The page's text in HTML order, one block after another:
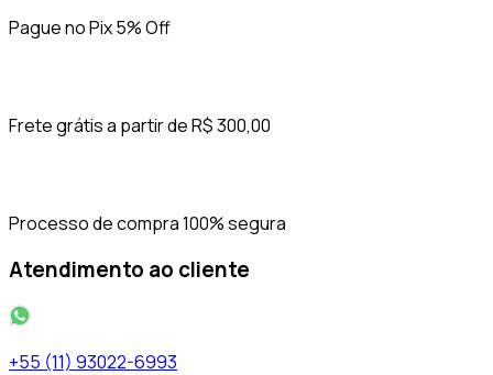
Pague no Pix 5% Off
Frete grátis a partir de R$ 300,00
Processo de compra 100% segura
Atendimento ao cliente
+55 (11) 93022-6993